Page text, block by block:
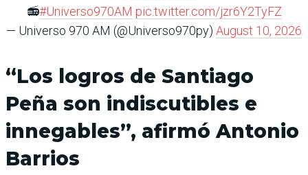
📻#Universo970AM pic.twitter.com/jzr6Y2TyFZ
— Universo 970 AM (@Universo970py) August 10, 2026
“Los logros de Santiago
Peña son indiscutibles e
innegables”, afirmó Antonio
Barrios